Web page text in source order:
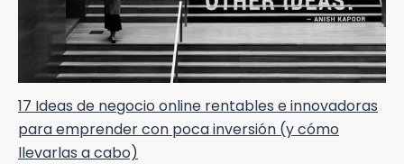
17 Ideas de negocio online rentables e innovadoras
para emprender con poca inversión (y cómo
llevarlas a cabo)